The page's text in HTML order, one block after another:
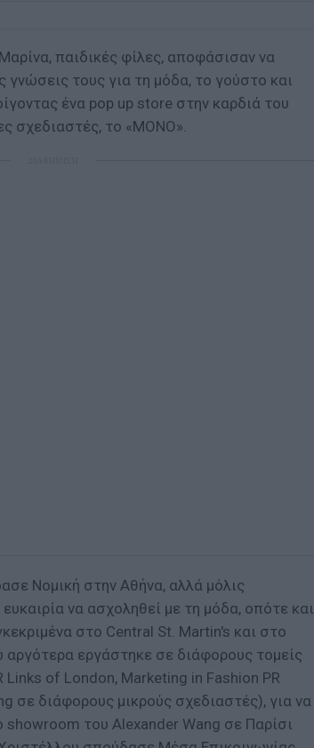
παιδικές φίλες, αποφάσισαν να
γνώσεις τους για τη μόδα, το γούστο και
ένα pop up store στην καρδιά του
σχεδιαστές, το «ΜΟΝΟ».
Νομική στην Αθήνα, αλλά μόλις
να ασχοληθεί με τη μόδα, οπότε και
στο Central St. Martin's και στο
εργάστηκε σε διάφορους τομείς
Links of London, Marketing in Fashion PR
σε διάφορους μικρούς σχεδιαστές), για να
του Alexander Wang σε Παρίσι